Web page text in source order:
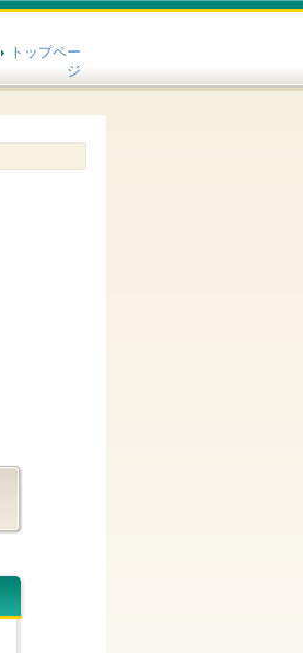
トップペー
ジ